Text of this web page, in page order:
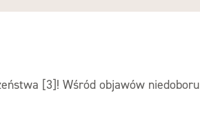
[3]! Wśród objawów niedoboru